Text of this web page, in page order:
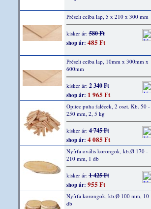
Préselt ceiba lap, 5 x 210 x 300 mm
kisker ár:580 Ft
shop ár: 485 Ft
Préselt ceiba lap, 10mm x 300mm x
600mm
kisker ár:2 340 Ft
shop ár: 1 965 Ft
Opitec puha falécek, 2 oszt. Kb. 50 -
250 mm, 2, 5 kg
kisker ár:4 745 Ft
shop ár: 4 085 Ft
Nyírfa ovális korongok, kb.Ø 170 -
210 mm, 1 db
kisker ár:1 425 Ft
shop ár: 955 Ft
Nyírfa korongok, kb.Ø 100 mm, 10
db